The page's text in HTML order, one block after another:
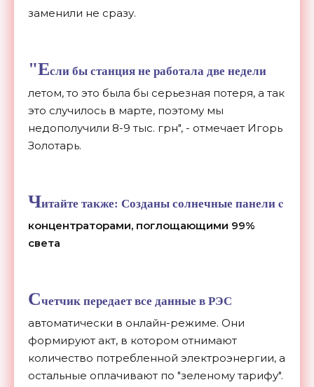
заменили не сразу.
"Если бы станция не работала две недели
летом, то это была бы серьезная потеря, а так
это случилось в марте, поэтому мы
недополучили 8-9 тыс. грн", - отмечает Игорь
Золотарь.
Читайте также: Созданы солнечные панели c
концентраторами, поглощающими 99%
света
Счетчик передает все данные в РЭС
автоматически в онлайн-режиме. Они
формируют акт, в котором отнимают
количество потребленной электроэнергии, а
остальные оплачивают по "зеленому тарифу".